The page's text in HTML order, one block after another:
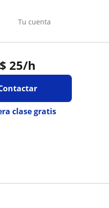
Tu cuenta
$ 25/h
clase gratis